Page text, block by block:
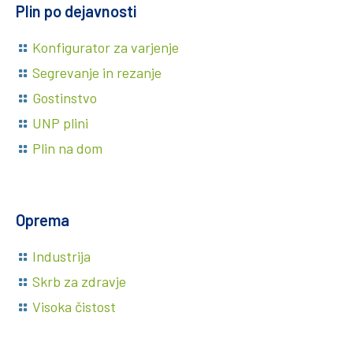
Plin po dejavnosti
Konfigurator za varjenje
Segrevanje in rezanje
Gostinstvo
UNP plini
Plin na dom
Oprema
Industrija
Skrb za zdravje
Visoka čistost